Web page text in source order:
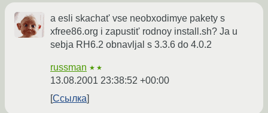
a esli skachat' vse neobxodimye pakety s
xfree86.org i zapustit' rodnoy install.sh? Ja u
sebja RH6.2 obnavljal s 3.3.6 do 4.0.2
russman ★★
13.08.2001 23:38:52 +00:00
Ссылка